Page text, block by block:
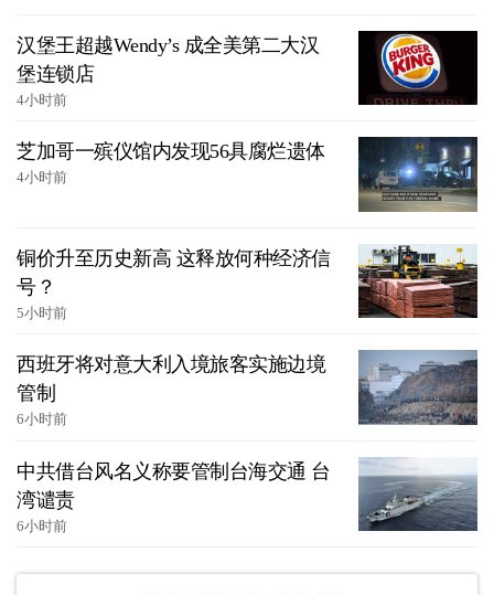
汉堡王超越Wendy’s 成全美第二大汉
堡连锁店
4小时前
芝加哥一殡仪馆内发现56具腐烂遗体
4小时前
铜价升至历史新高 这释放何种经济信
号？
5小时前
西班牙将对意大利入境旅客实施边境
管制
6小时前
中共借台风名义称要管制台海交通 台
湾谴责
6小时前